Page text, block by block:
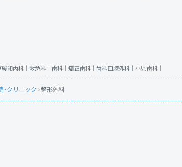
和内科｜ 救急科｜ 歯科｜ 矯正歯科｜ 歯科口腔外科｜ 小児歯科｜
・クリニック>整形外科